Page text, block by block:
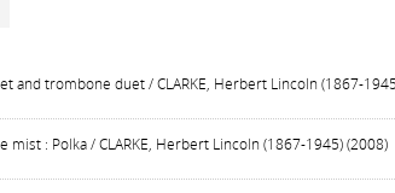
and trombone duet / CLARKE, Herbert Lincoln (1867-
mist : Polka / CLARKE, Herbert Lincoln (1867-1945) (2008)